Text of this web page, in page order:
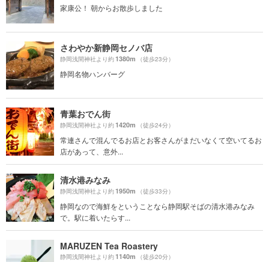
家康公！ 朝からお散歩しました
さわやか新静岡セノバ店
静岡浅間神社より約1380m （徒歩23分）
静岡名物ハンバーグ
青葉おでん街
静岡浅間神社より約1420m （徒歩24分）
常連さんで混んでるお店とお客さんがまだいなくて空いてるお
店があって、意外...
清水港みなみ
静岡浅間神社より約1950m （徒歩33分）
静岡なので海鮮をということなら静岡駅そばの清水港みなみ
で。駅に着いたらす...
MARUZEN Tea Roastery
静岡浅間神社より約1140m （徒歩20分）